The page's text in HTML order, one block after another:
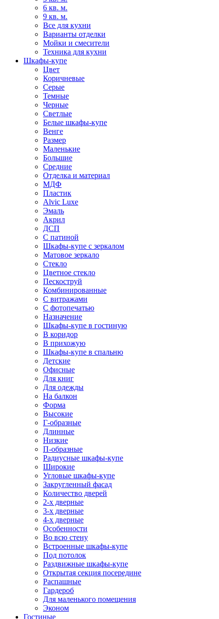
6 кв. м.
9 кв. м.
Все для кухни
Варианты отделки
Мойки и смесители
Техника для кухни
Шкафы-купе
Цвет
Коричневые
Серые
Темные
Черные
Светлые
Белые шкафы-купе
Венге
Размер
Маленькие
Большие
Средние
Отделка и материал
МДФ
Пластик
Alvic Luxe
Эмаль
Акрил
ДСП
С патиной
Шкафы-купе с зеркалом
Матовое зеркало
Стекло
Цветное стекло
Пескоструй
Комбинированные
С витражами
С фотопечатью
Назначение
Шкафы-купе в гостиную
В коридор
В прихожую
Шкафы-купе в спальню
Детские
Офисные
Для книг
Для одежды
На балкон
Форма
Высокие
Г-образные
Длинные
Низкие
П-образные
Радиусные шкафы-купе
Широкие
Угловые шкафы-купе
Закругленный фасад
Количество дверей
2-х дверные
3-х дверные
4-х дверные
Особенности
Во всю стену
Встроенные шкафы-купе
Под потолок
Раздвижные шкафы-купе
Открытая секция посередине
Распашные
Гардероб
Для маленького помещения
Эконом
Гостиные